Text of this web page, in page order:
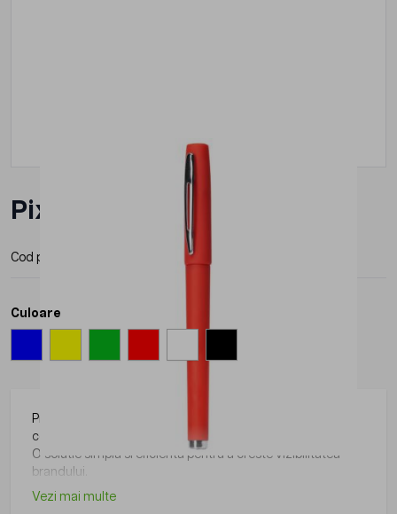
Pix Roly Coloma Blue Ink
Cod produs: Producator:
Culoare
Produs din gama Roly, practic si usor de folosit in diverse
contexte.
O solutie simpla si eficienta pentru a creste vizibilitatea
brandului.
Vezi mai multe